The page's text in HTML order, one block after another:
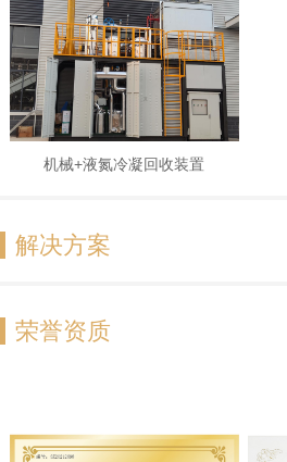
机械+液氮冷凝回收装置
解决方案
荣誉资质